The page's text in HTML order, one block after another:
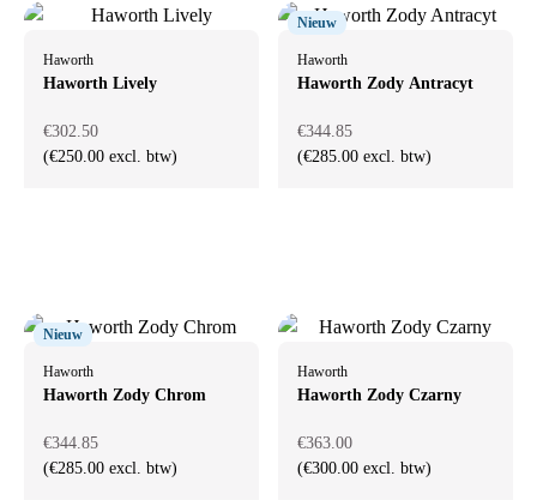
Haworth
Haworth Lively
€302.50
(€250.00 excl. btw)
Nieuw
Haworth
Haworth Zody Antracyt
€344.85
(€285.00 excl. btw)
Nieuw
Haworth
Haworth Zody Chrom
€344.85
(€285.00 excl. btw)
Haworth
Haworth Zody Czarny
€363.00
(€300.00 excl. btw)